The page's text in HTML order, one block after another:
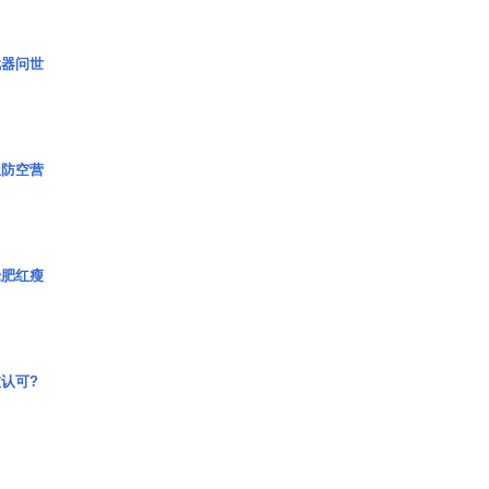
问世
空营
红瘦
可?